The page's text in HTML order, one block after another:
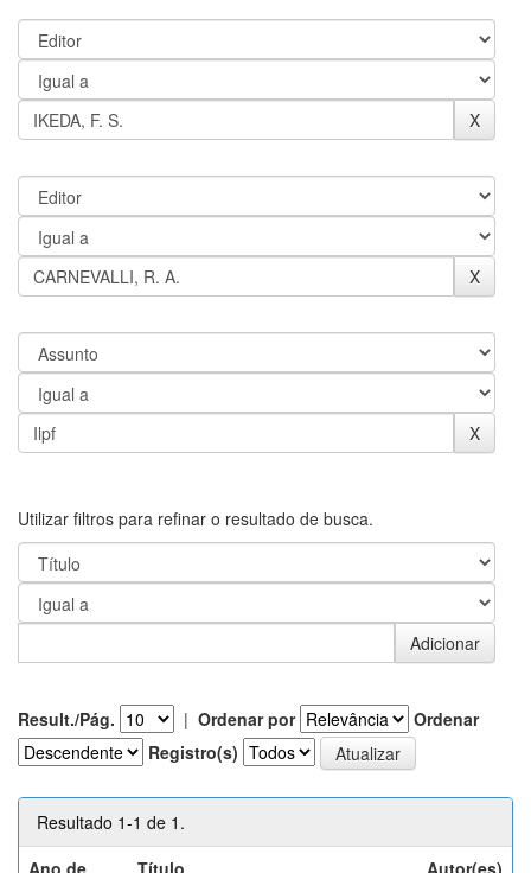
Utilizar filtros para refinar o resultado de busca.
Result./Pág. | Ordenar por
Ordenar
Registro(s)
Resultado 1-1 de 1.
Ano de
Título Autor(es)